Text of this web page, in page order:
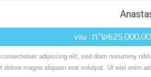
625,000.00ש"ח - Villa
adipiscing elit, sed diam nonummy nibh
magna aliquam erat volutpat. Ut wisi enim ad…